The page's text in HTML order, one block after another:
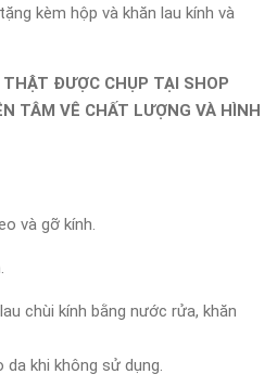
kèm hộp và khăn lau kính và
ĐƯỢC CHỤP TẠI SHOP
TÂM VÊ CHẤT LƯỢNG VÀ HÌNH
và gỡ kính.
chùi kính bằng nước rửa, khăn
khi không sử dụng.